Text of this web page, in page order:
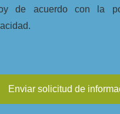
de acuerdo con la